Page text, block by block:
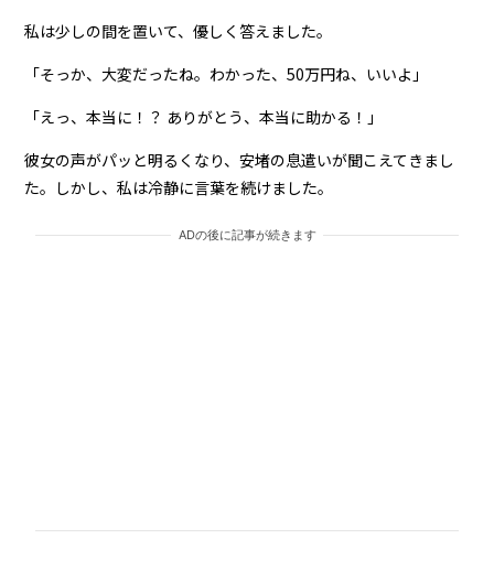
私は少しの間を置いて、優しく答えました。
「そっか、大変だったね。わかった、50万円ね、いいよ」
「えっ、本当に！？ ありがとう、本当に助かる！」
彼女の声がパッと明るくなり、安堵の息遣いが聞こえてきまし
た。しかし、私は冷静に言葉を続けました。
ADの後に記事が続きます